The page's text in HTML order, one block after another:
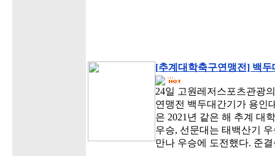
[추계대학축구연맹전] 백
24일 고원레저스포츠관광
연맹전 백두대간기가 용인
은 2021년 같은 해 추계 대
우승, 선문대는 태백산기
만나 우승에 도전했다. 준